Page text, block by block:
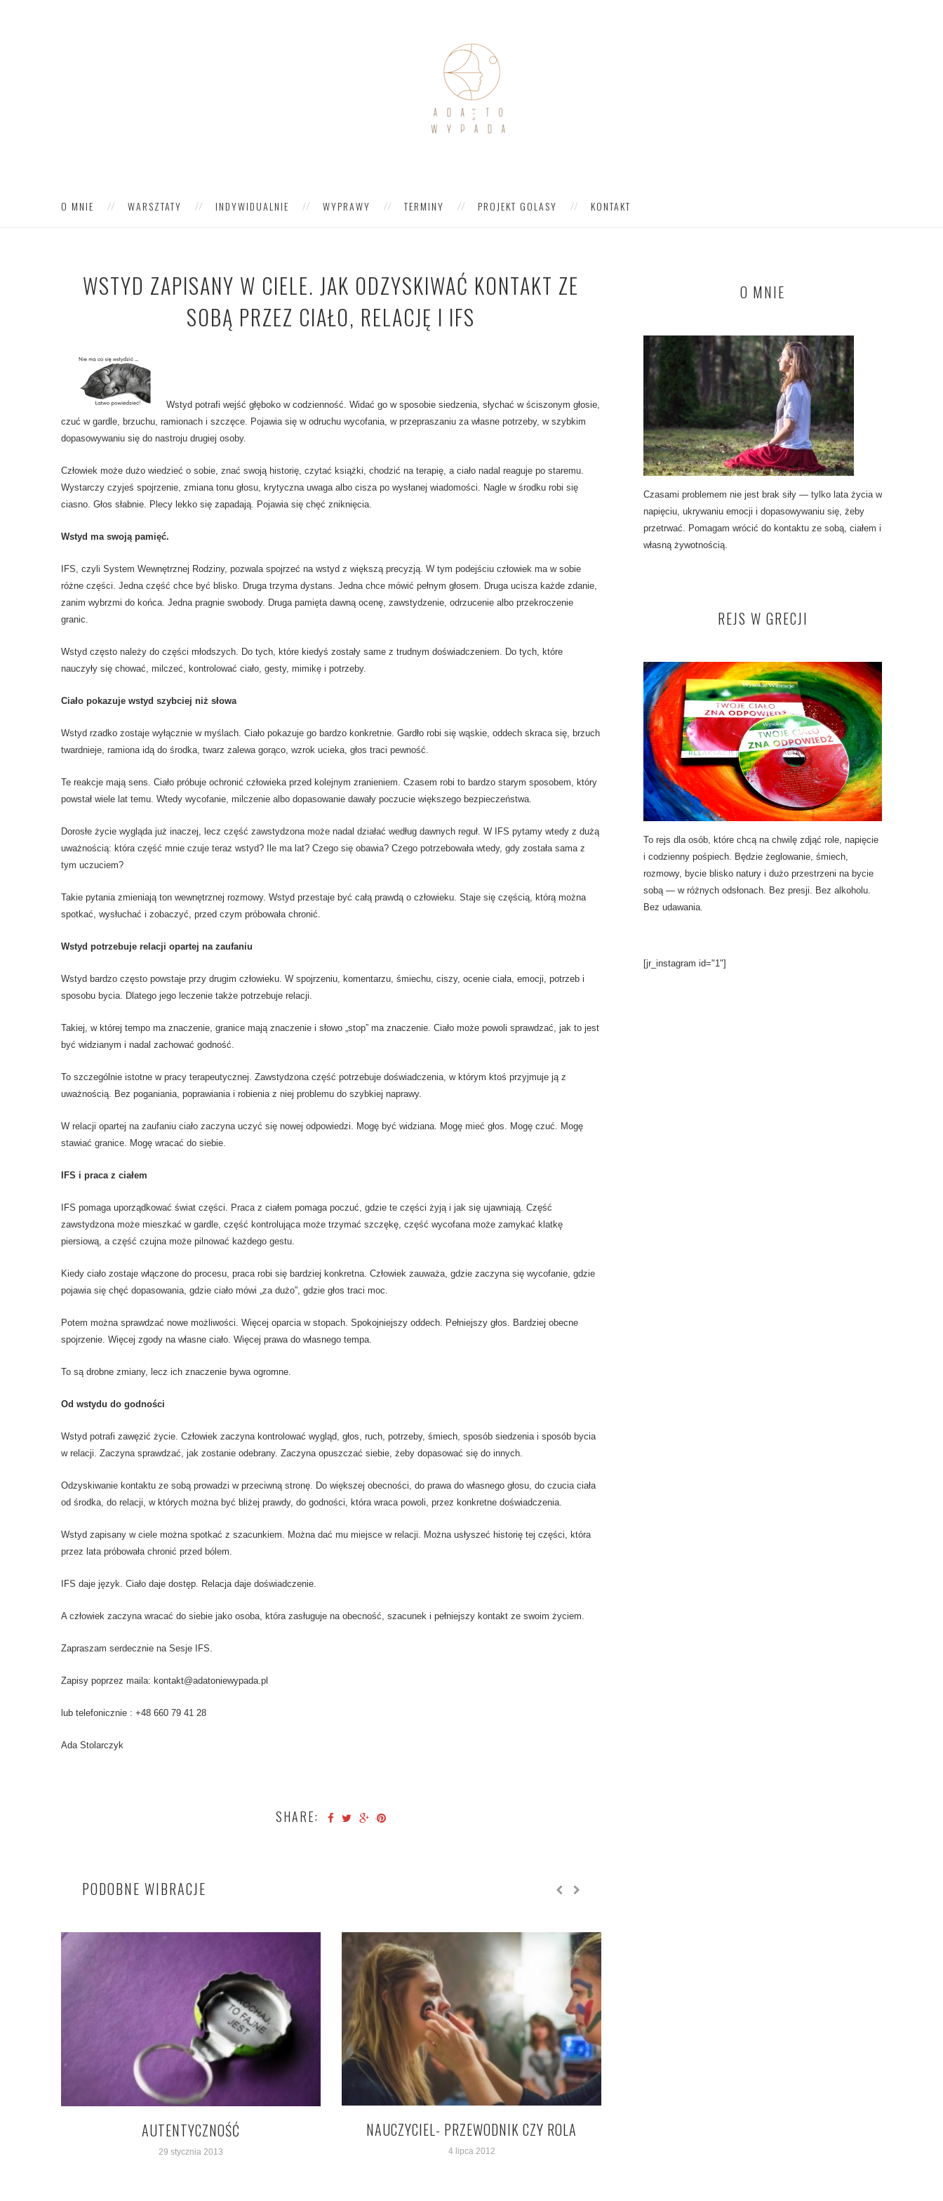
O MNIE WARSZTATY INDYWIDUALNIE WYPRAWY TERMINY PROJEKT GOLASY KONTAKT
WSTYD ZAPISANY W CIELE. JAK ODZYSKIWAĆ KONTAKT ZE
SOBĄ PRZEZ CIAŁO, RELACJĘ I IFS
Wstyd potrafi wejść głęboko w codzienność. Widać go w sposobie siedzenia, słychać w ściszonym głosie,
czuć w gardle, brzuchu, ramionach i szczęce. Pojawia się w odruchu wycofania, w przepraszaniu za własne potrzeby, w szybkim
dopasowywaniu się do nastroju drugiej osoby.
Człowiek może dużo wiedzieć o sobie, znać swoją historię, czytać książki, chodzić na terapię, a ciało nadal reaguje po staremu.
Wystarczy czyjeś spojrzenie, zmiana tonu głosu, krytyczna uwaga albo cisza po wysłanej wiadomości. Nagle w środku robi się
ciasno. Głos słabnie. Plecy lekko się zapadają. Pojawia się chęć zniknięcia.
Wstyd ma swoją pamięć.
IFS, czyli System Wewnętrznej Rodziny, pozwala spojrzeć na wstyd z większą precyzją. W tym podejściu człowiek ma w sobie
różne części. Jedna część chce być blisko. Druga trzyma dystans. Jedna chce mówić pełnym głosem. Druga ucisza każde zdanie,
zanim wybrzmi do końca. Jedna pragnie swobody. Druga pamięta dawną ocenę, zawstydzenie, odrzucenie albo przekroczenie
granic.
Wstyd często należy do części młodszych. Do tych, które kiedyś zostały same z trudnym doświadczeniem. Do tych, które
nauczyły się chować, milczeć, kontrolować ciało, gesty, mimikę i potrzeby.
Ciało pokazuje wstyd szybciej niż słowa
Wstyd rzadko zostaje wyłącznie w myślach. Ciało pokazuje go bardzo konkretnie. Gardło robi się wąskie, oddech skraca się, brzuch
twardnieje, ramiona idą do środka, twarz zalewa gorąco, wzrok ucieka, głos traci pewność.
Te reakcje mają sens. Ciało próbuje ochronić człowieka przed kolejnym zranieniem. Czasem robi to bardzo starym sposobem, który
powstał wiele lat temu. Wtedy wycofanie, milczenie albo dopasowanie dawały poczucie większego bezpieczeństwa.
Dorosłe życie wygląda już inaczej, lecz część zawstydzona może nadal działać według dawnych reguł. W IFS pytamy wtedy z dużą
uważnością: która część mnie czuje teraz wstyd? Ile ma lat? Czego się obawia? Czego potrzebowała wtedy, gdy została sama z
tym uczuciem?
Takie pytania zmieniają ton wewnętrznej rozmowy. Wstyd przestaje być całą prawdą o człowieku. Staje się częścią, którą można
spotkać, wysłuchać i zobaczyć, przed czym próbowała chronić.
Wstyd potrzebuje relacji opartej na zaufaniu
Wstyd bardzo często powstaje przy drugim człowieku. W spojrzeniu, komentarzu, śmiechu, ciszy, ocenie ciała, emocji, potrzeb i
sposobu bycia. Dlatego jego leczenie także potrzebuje relacji.
Takiej, w której tempo ma znaczenie, granice mają znaczenie i słowo „stop” ma znaczenie. Ciało może powoli sprawdzać, jak to jest
być widzianym i nadal zachować godność.
To szczególnie istotne w pracy terapeutycznej. Zawstydzona część potrzebuje doświadczenia, w którym ktoś przyjmuje ją z
uważnością. Bez poganiania, poprawiania i robienia z niej problemu do szybkiej naprawy.
W relacji opartej na zaufaniu ciało zaczyna uczyć się nowej odpowiedzi. Mogę być widziana. Mogę mieć głos. Mogę czuć. Mogę
stawiać granice. Mogę wracać do siebie.
IFS i praca z ciałem
IFS pomaga uporządkować świat części. Praca z ciałem pomaga poczuć, gdzie te części żyją i jak się ujawniają. Część
zawstydzona może mieszkać w gardle, część kontrolująca może trzymać szczękę, część wycofana może zamykać klatkę
piersiową, a część czujna może pilnować każdego gestu.
Kiedy ciało zostaje włączone do procesu, praca robi się bardziej konkretna. Człowiek zauważa, gdzie zaczyna się wycofanie, gdzie
pojawia się chęć dopasowania, gdzie ciało mówi „za dużo”, gdzie głos traci moc.
Potem można sprawdzać nowe możliwości. Więcej oparcia w stopach. Spokojniejszy oddech. Pełniejszy głos. Bardziej obecne
spojrzenie. Więcej zgody na własne ciało. Więcej prawa do własnego tempa.
To są drobne zmiany, lecz ich znaczenie bywa ogromne.
Od wstydu do godności
Wstyd potrafi zawęzić życie. Człowiek zaczyna kontrolować wygląd, głos, ruch, potrzeby, śmiech, sposób siedzenia i sposób bycia
w relacji. Zaczyna sprawdzać, jak zostanie odebrany. Zaczyna opuszczać siebie, żeby dopasować się do innych.
Odzyskiwanie kontaktu ze sobą prowadzi w przeciwną stronę. Do większej obecności, do prawa do własnego głosu, do czucia ciała
od środka, do relacji, w których można być bliżej prawdy, do godności, która wraca powoli, przez konkretne doświadczenia.
Wstyd zapisany w ciele można spotkać z szacunkiem. Można dać mu miejsce w relacji. Można usłyszeć historię tej części, która
przez lata próbowała chronić przed bólem.
IFS daje język. Ciało daje dostęp. Relacja daje doświadczenie.
A człowiek zaczyna wracać do siebie jako osoba, która zasługuje na obecność, szacunek i pełniejszy kontakt ze swoim życiem.
Zapraszam serdecznie na Sesje IFS.
Zapisy poprzez maila: kontakt@adatoniewypada.pl
lub telefonicznie : +48 660 79 41 28
Ada Stolarczyk
SHARE:
PODOBNE WIBRACJE
AUTENTYCZNOŚĆ
29 stycznia 2013
NAUCZYCIEL- PRZEWODNIK CZY ROLA
4 lipca 2012
O MNIE
Czasami problemem nie jest brak siły — tylko lata życia w
napięciu, ukrywaniu emocji i dopasowywaniu się, żeby
przetrwać. Pomagam wrócić do kontaktu ze sobą, ciałem i
własną żywotnością.
REJS W GRECJI
To rejs dla osób, które chcą na chwilę zdjąć role, napięcie
i codzienny pośpiech. Będzie żeglowanie, śmiech,
rozmowy, bycie blisko natury i dużo przestrzeni na bycie
sobą — w różnych odsłonach. Bez presji. Bez alkoholu.
Bez udawania.
[jr_instagram id="1"]